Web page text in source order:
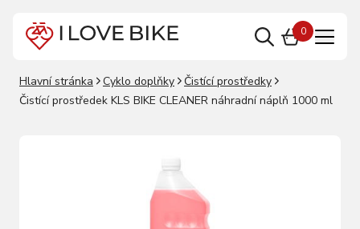
0
Hlavní stránka Cyklo doplňky
Čistící prostředky
Čistící prostředek KLS BIKE CLEANER náhradní náplň 1000 ml